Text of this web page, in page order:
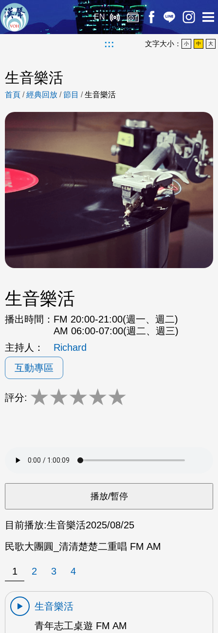
EN
::: 文字大小： 小 中 大
生音樂活
首頁 /經典回放 /節目 /生音樂活
生音樂活
播出時間： FM 20:00-21:00(週一、週二)
AM 06:00-07:00(週二、週三)
主持人：
Richard
互動專區
評分: ★★★★★
目前播放:生音樂活2025/08/25
民歌大團圓_清清楚楚二重唱 FM AM
1 2 3 4
生音樂活
青年志工桌遊 FM AM